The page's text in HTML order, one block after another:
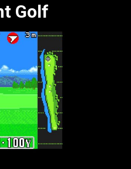
Golf